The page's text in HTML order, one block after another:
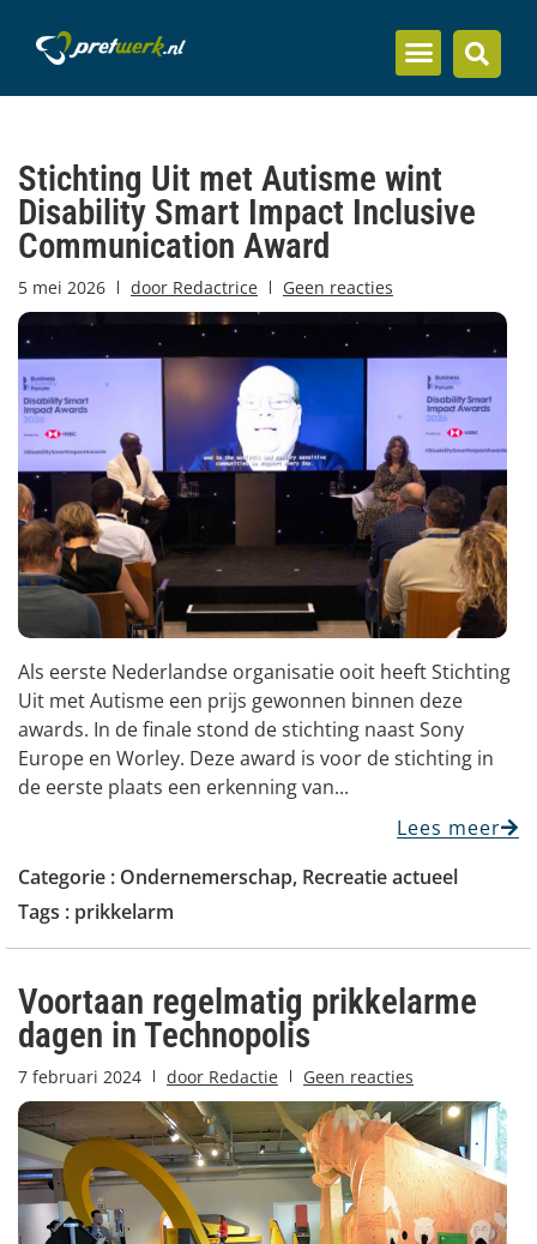
Stichting Uit met Autisme wint
Disability Smart Impact Inclusive
Communication Award
5 mei 2026 door Redactrice Geen reacties
Als eerste Nederlandse organisatie ooit heeft Stichting
Uit met Autisme een prijs gewonnen binnen deze
awards. In de finale stond de stichting naast Sony
Europe en Worley. Deze award is voor de stichting in
de eerste plaats een erkenning van...
Lees meer
Categorie : Ondernemerschap, Recreatie actueel
Tags : prikkelarm
Voortaan regelmatig prikkelarme
dagen in Technopolis
7 februari 2024 door Redactie Geen reacties